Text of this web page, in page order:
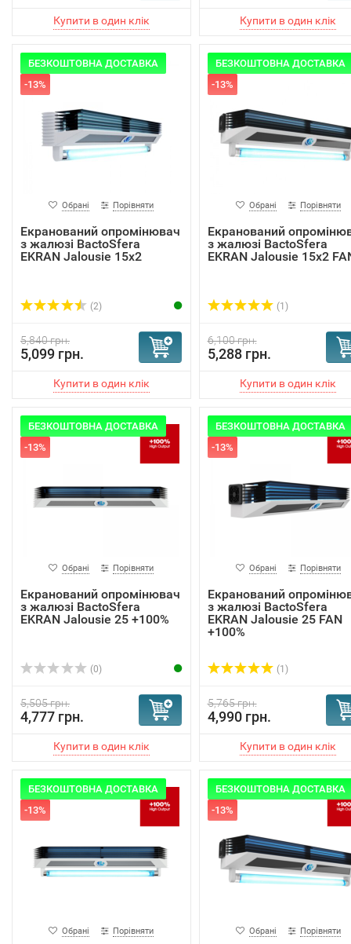
БЕЗКОШТОВНА ДОСТАВКА
-13%
Обрані Порівняти
Екранований опромінювач
з жалюзі BactoSfera
EKRAN Jalousie 15х2
(2)
5,840 грн.
5,099 грн.
БЕЗКОШТОВНА ДОСТАВКА
-13%
Обрані Порівняти
Екранований
з жалюзі BactoSfera
EKRAN Jalousie 15x2
(1)
6,100 грн.
5,288 грн.
БЕЗКОШТОВНА ДОСТАВКА
-13%
Обрані Порівняти
Екранований опромінювач
з жалюзі BactoSfera
EKRAN Jalousie 25 +100%
(0)
5,505 грн.
4,777 грн.
БЕЗКОШТОВНА ДОСТАВКА
-13%
Обрані Порівняти
Екранований
з жалюзі BactoSfera
EKRAN Jalousie 25 FAN
+100%
(1)
5,765 грн.
4,990 грн.
БЕЗКОШТОВНА ДОСТАВКА
-13%
Обрані Порівняти
БЕЗКОШТОВНА ДОСТАВКА
-13%
Обрані Порівняти